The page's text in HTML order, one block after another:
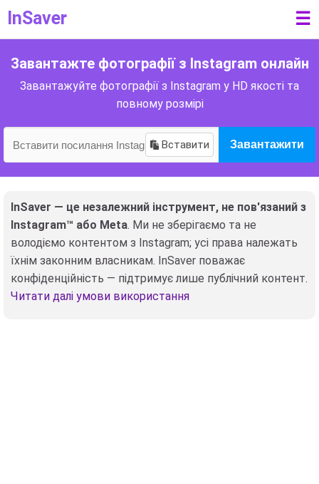
InSaver ☰
Завантажте фотографії з Instagram онлайн
Завантажуйте фотографії з Instagram у HD якості та
повному розмірі
Вставити Завантажити
InSaver — це незалежний інструмент, не пов'язаний з
Instagram™ або Meta. Ми не зберігаємо та не
володіємо контентом з Instagram; усі права належать
їхнім законним власникам. InSaver поважає
конфіденційність — підтримує лише публічний контент.
Читати далі умови використання